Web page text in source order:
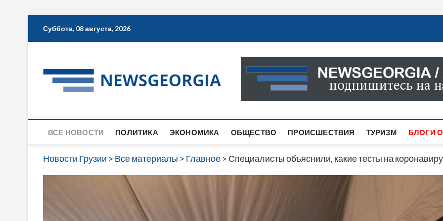
Суббота, 08 августа, 2026
Новости Грузии
САМАЯ АКТУАЛЬНАЯ ИНФОРМАЦИЯ О СОБЫТИЯХ
САЙТЕ ВЫ НАЙДЕТЕ НОВОСТИ ПОЛИТИКИ,
ВСЕ НОВОСТИ ПОЛИТИКА ЭКОНОМИКА ОБЩЕСТВО ПРОИСШЕСТВИЯ ТУРИЗМ БЛОГИ
Новости Грузии > Все материалы > Главное > Специалисты объяснили, какие тесты на